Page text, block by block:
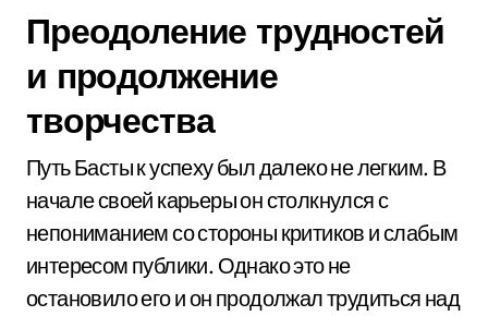
Преодоление трудностей
и продолжение
творчества
Путь Басты к успеху был далеко не легким. В
начале своей карьеры он столкнулся с
непониманием со стороны критиков и слабым
интересом публики. Однако это не
остановило его и он продолжал трудиться над